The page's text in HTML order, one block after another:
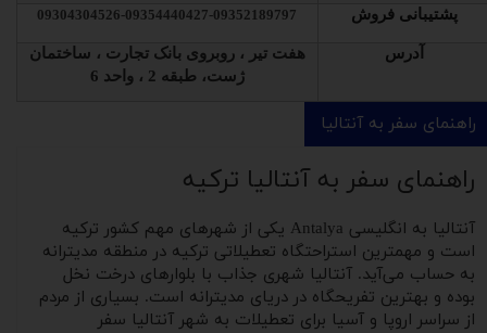
پشتیبانی فروش 09304304526-09354440427-09352189797
آدرس
هفت تیر ، روبروی بانک تجارت ، ساختمان
ژست، طبقه 2 ، واحد 6
راهنمای سفر به آنتالیا
راهنمای سفر به آنتالیا ترکیه
آنتالیا به انگلیسی Antalya یکی از شهرهای مهم کشور ترکیه
است و مهمترین استراحتگاه تعطیلاتی ترکیه در منطقه مدیترانه
به حساب می‌آید. آنتالیا شهری جذاب با بلوارهای درخت نخل
بوده و بهترین تفریحگاه در دریای مدیترانه است. بسیاری از مردم
از سراسر اروپا و آسیا برای تعطیلات به شهر آنتالیا سفر